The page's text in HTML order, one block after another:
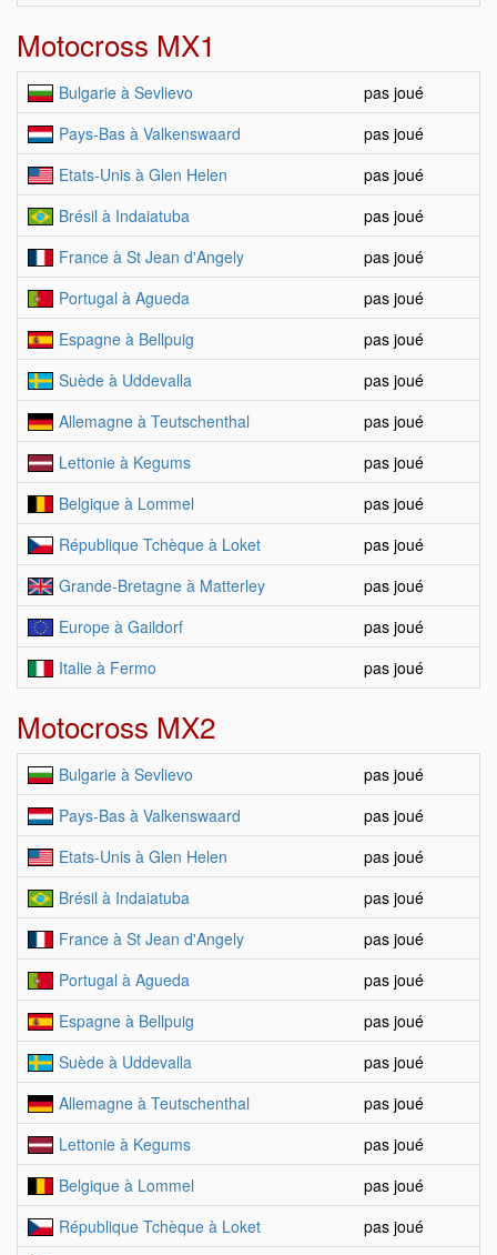
Motocross MX1
Bulgarie à Sevlievo
pas joué
Pays-Bas à Valkenswaard
pas joué
Etats-Unis à Glen Helen
pas joué
Brésil à Indaiatuba
pas joué
France à St Jean d'Angely
pas joué
Portugal à Agueda
pas joué
Espagne à Bellpuig
pas joué
Suède à Uddevalla
pas joué
Allemagne à Teutschenthal
pas joué
Lettonie à Kegums
pas joué
Belgique à Lommel
pas joué
République Tchèque à Loket
pas joué
Grande-Bretagne à Matterley
pas joué
Europe à Gaildorf
pas joué
Italie à Fermo
pas joué
Motocross MX2
Bulgarie à Sevlievo
pas joué
Pays-Bas à Valkenswaard
pas joué
Etats-Unis à Glen Helen
pas joué
Brésil à Indaiatuba
pas joué
France à St Jean d'Angely
pas joué
Portugal à Agueda
pas joué
Espagne à Bellpuig
pas joué
Suède à Uddevalla
pas joué
Allemagne à Teutschenthal
pas joué
Lettonie à Kegums
pas joué
Belgique à Lommel
pas joué
République Tchèque à Loket
pas joué